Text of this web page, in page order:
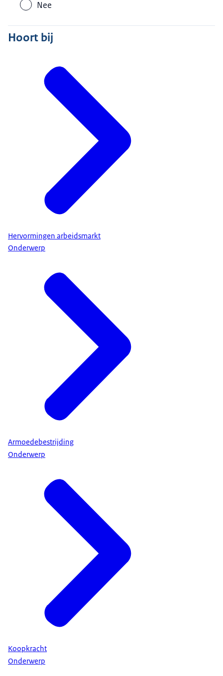
Nee
Hoort bij
Hervormingen arbeidsmarkt
Onderwerp
Armoedebestrijding
Onderwerp
Koopkracht
Onderwerp